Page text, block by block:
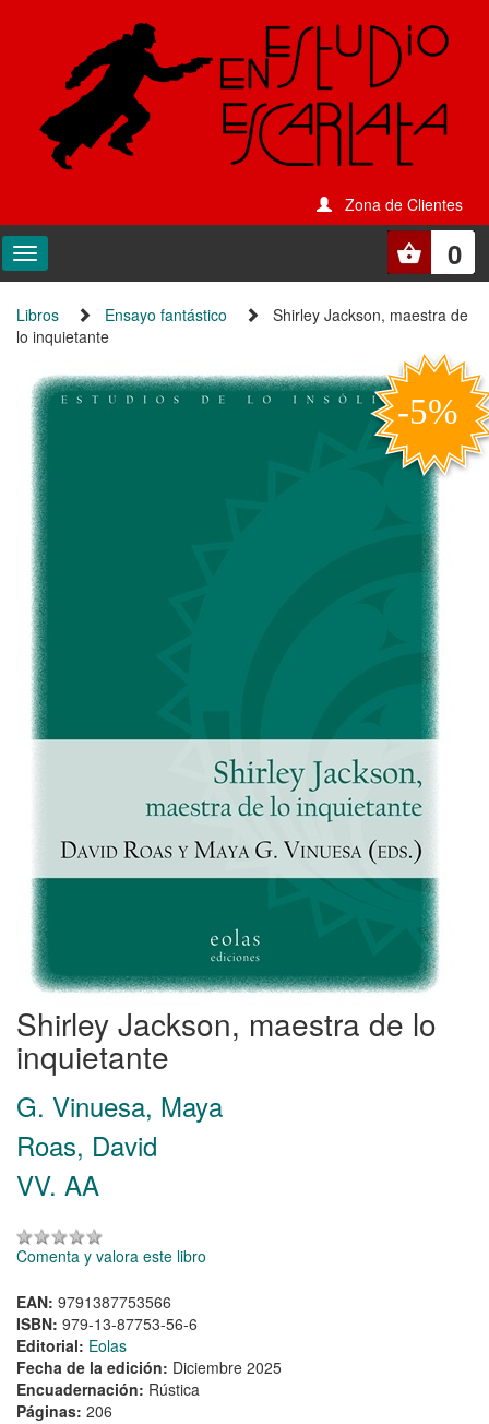
Zona de Clientes
0
Libros Ensayo fantástico
Shirley Jackson, maestra de
lo inquietante
Shirley Jackson, maestra de lo
inquietante
G. Vinuesa, Maya
Roas, David
VV. AA
Comenta y valora este libro
EAN: 9791387753566
ISBN: 979-13-87753-56-6
Editorial: Eolas
Fecha de la edición: Diciembre 2025
Encuadernación: Rústica
Páginas: 206